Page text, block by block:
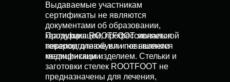
Выдаваемые участникам
сертификаты не являются
документами об образовании,
квалификации, профессиональной
переподготовке или повышении
квалификации.
Продукция ROOTFOOT является
товаром для обуви и не является
медицинским изделием. Стельки и
заготовки стелек ROOTFOOT не
предназначены для лечения,